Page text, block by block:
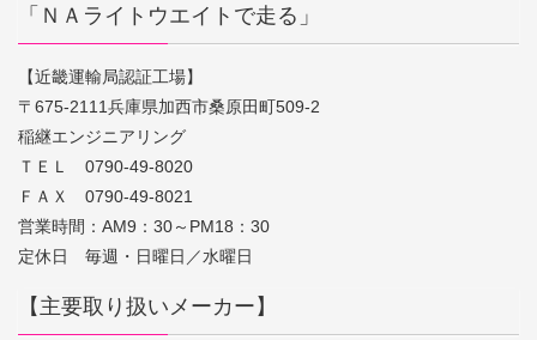
「ＮＡライトウエイトで走る」
【近畿運輸局認証工場】
〒675-2111兵庫県加西市桑原田町509-2
稲継エンジニアリング
ＴＥＬ 0790-49-8020
ＦＡＸ 0790-49-8021
営業時間：AM9：30～PM18：30
定休日 毎週・日曜日／水曜日
【主要取り扱いメーカー】